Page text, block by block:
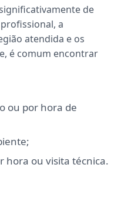
de
a
atendida e os
é comum encontrar
ou por hora de
hora ou visita técnica.